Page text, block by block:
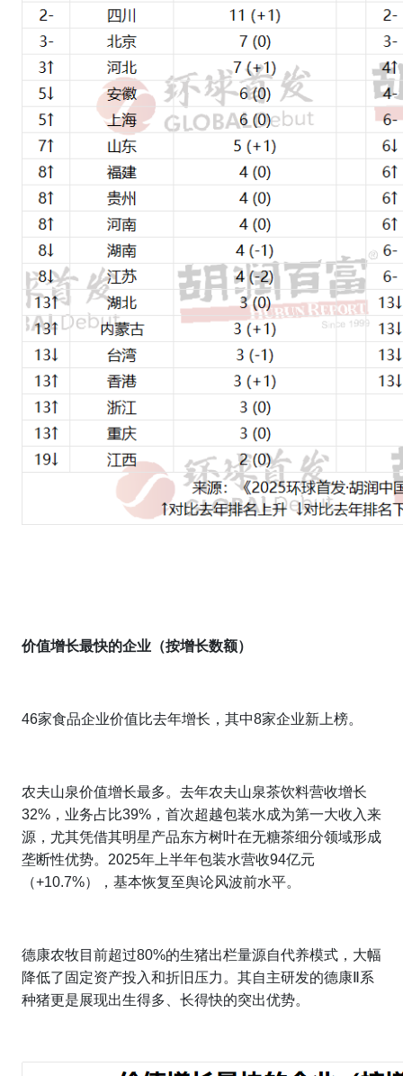
价值增长最快的企业（按增长数额）
46家食品企业价值比去年增长，其中8家企业新上榜。
农夫山泉价值增长最多。去年农夫山泉茶饮料营收增长
32%，业务占比39%，首次超越包装水成为第一大收入来
源，尤其凭借其明星产品东方树叶在无糖茶细分领域形成
垄断性优势。2025年上半年包装水营收94亿元
（+10.7%），基本恢复至舆论风波前水平。
德康农牧目前超过80%的生猪出栏量源自代养模式，大幅
降低了固定资产投入和折旧压力。其自主研发的德康Ⅱ系
种猪更是展现出生得多、长得快的突出优势。